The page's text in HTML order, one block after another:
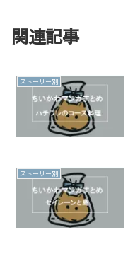
関連記事
ストーリー別
ストーリー別